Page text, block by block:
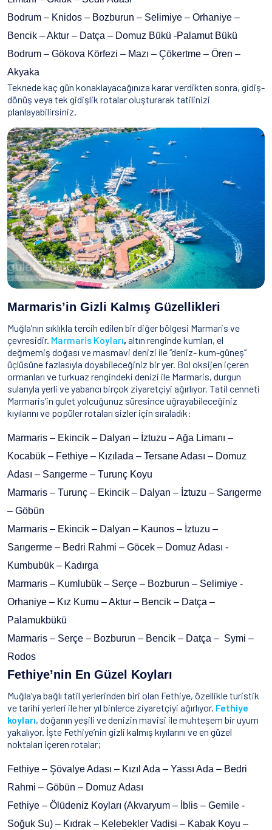
Bodrum – Knidos – Bozburun – Selimiye – Orhaniye –
Bencik – Aktur – Datça – Domuz Bükü -Palamut Bükü
Bodrum – Gökova Körfezi – Mazı – Çökertme – Ören –
Akyaka
Teknede kaç gün konaklayacağınıza karar verdikten sonra, gidiş-
dönüş veya tek gidişlik rotalar oluşturarak tatilinizi
planlayabilirsiniz.
Marmaris’in Gizli Kalmış Güzellikleri
Muğla’nın sıklıkla tercih edilen bir diğer bölgesi Marmaris ve
çevresidir. Marmaris Koyları, altın renginde kumları, el
değmemiş doğası ve masmavi denizi ile ‘’deniz- kum-güneş’’
üçlüsüne fazlasıyla doyabileceğiniz bir yer. Bol oksijen içeren
ormanları ve turkuaz rengindeki denizi ile Marmaris, durgun
sularıyla yerli ve yabancı birçok ziyaretçiyi ağırlıyor. Tatil cenneti
Marmaris’in gulet yolcuğunuz süresince uğrayabileceğiniz
kıyılarını ve popüler rotaları sizler için sıraladık:
Marmaris – Ekincik – Dalyan – İztuzu – Ağa Limanı –
Kocabük – Fethiye – Kızılada – Tersane Adası – Domuz
Adası – Sarıgerme – Turunç Koyu
Marmaris – Turunç – Ekincik – Dalyan – İztuzu – Sarıgerme
– Göbün
Marmaris – Ekincik – Dalyan – Kaunos – İztuzu –
Sarıgerme – Bedri Rahmi – Göcek – Domuz Adası -
Kumbubük – Kadırga
Marmaris – Kumlubük – Serçe – Bozburun – Selimiye -
Orhaniye – Kız Kumu – Aktur – Bencik – Datça –
Palamukbükü
Marmaris – Serçe – Bozburun – Bencik – Datça – Symi –
Rodos
Fethiye’nin En Güzel Koyları
Muğla’ya bağlı tatil yerlerinden biri olan Fethiye, özellikle turistik
ve tarihi yerleri ile her yıl binlerce ziyaretçiyi ağırlıyor. Fethiye
koyları, doğanın yeşili ve denizin mavisi ile muhteşem bir uyum
yakalıyor. İşte Fethiye’nin gizli kalmış kıyılarını ve en güzel
noktaları içeren rotalar;
Fethiye – Şövalye Adası – Kızıl Ada – Yassı Ada – Bedri
Rahmi – Göbün – Domuz Adası
Fethiye – Ölüdeniz Koyları (Akvaryum – İblis – Gemile -
Soğuk Su) – Kıdrak – Kelebekler Vadisi – Kabak Koyu –